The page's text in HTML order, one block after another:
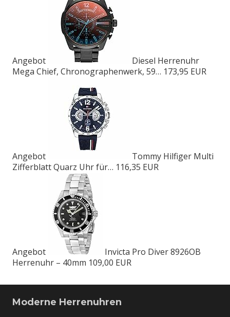
Angebot
Diesel Herrenuhr
Mega Chief, Chronographenwerk, 59… 173,95 EUR
Angebot
Tommy Hilfiger Multi
Zifferblatt Quarz Uhr für… 116,35 EUR
Angebot
Invicta Pro Diver 8926OB
Herrenuhr – 40mm 109,00 EUR
Moderne Herrenuhren